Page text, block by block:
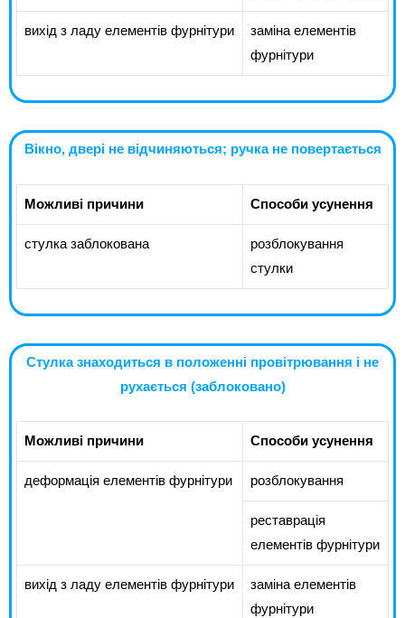
вихід з ладу елементів фурнітури
заміна елементів
фурнітури
Вікно, двері не відчиняються; ручка не повертається
Можливі причини Способи усунення
стулка заблокована
розблокування
стулки
Стулка знаходиться в положенні провітрювання і не
рухається (заблоковано)
Можливі причини Способи усунення
деформація елементів фурнітури розблокування
реставрація
елементів фурнітури
вихід з ладу елементів фурнітури
заміна елементів
фурнітури